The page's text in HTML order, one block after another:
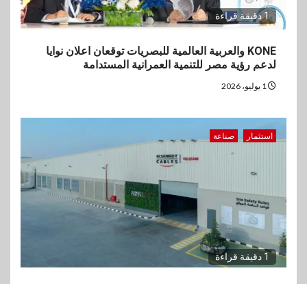
1 دقيقة قراءة
KONE والعربية العالمية للبصريات توقعان اعلان نوايا
لدعم رؤية مصر للتنمية العمرانية المستدامة
استثمار صناعة
1 دقيقة قراءة